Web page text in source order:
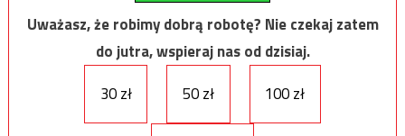
Uważasz, że robimy dobrą robotę? Nie czekaj zatem
do jutra, wspieraj nas od dzisiaj.
30 zł
50 zł 100 zł